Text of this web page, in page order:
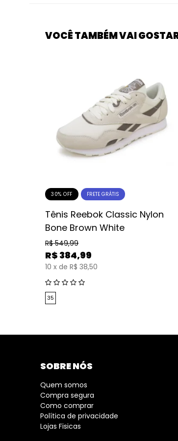
VOCÊ TAMBÉM VAI
30% OFF FRETE GRÁTIS
Tênis Reebok Classic Nylon
Bone Brown White
R$ 549,99
R$ 384,99
10 x de R$ 38,50
35
SOBRE NÓS
Quem somos
Compra segura
Como comprar
Política de privacidade
Lojas Fisicas